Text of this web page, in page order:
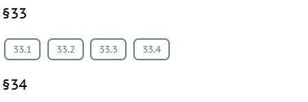
§33
33.1 33.2 33.3 33.4
§34